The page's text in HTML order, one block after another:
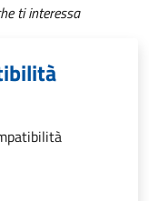
ti interessa